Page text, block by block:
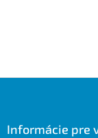
Informácie pre